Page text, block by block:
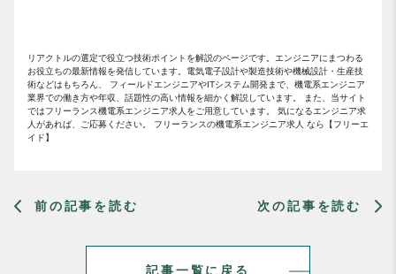
リアクトルの選定で役立つ技術ポイントを解説のページです。エンジニアにまつわる
お役立ちの最新情報を発信しています。電気電子設計や製造技術や機械設計・生産技
術などはもちろん、 フィールドエンジニアやITシステム開発まで、機電系エンジニア
業界での働き方や年収、話題性の高い情報を細かく解説しています。 また、当サイト
ではフリーランス機電系エンジニア求人をご用意しています。 気になるエンジニア求
人があれば、ご応募ください。 フリーランスの機電系エンジニア求人 なら【フリーエ
イド】
前の記事を読む
記事一覧に戻る
次の記事を読む